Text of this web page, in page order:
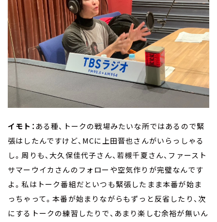
イモト： ある種、トークの戦場みたいな所ではあるので緊
張はしたんですけど、MCに上田晋也さんがいらっしゃる
し。周りも、大久保佳代子さん、若槻千夏さん、ファースト
サマーウイカさんのフォローや空気作りが完璧なんです
よ。私はトーク番組だといつも緊張したまま本番が始ま
っちゃって。本番が始まりながらもずっと反省したり、次
にするトークの練習したりで、あまり楽しむ余裕が無いん